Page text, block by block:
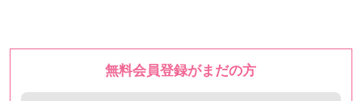
無料会員登録がまだの方